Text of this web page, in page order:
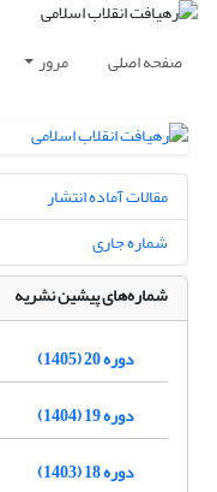
صفحه اصلی مرور
مقالات آماده انتشار
شماره جاری
شماره‌های پیشین نشریه
دوره 20 (1405)
دوره 19 (1404)
دوره 18 (1403)